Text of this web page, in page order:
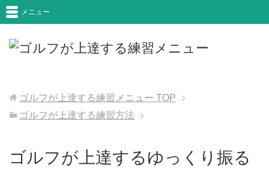
メニュー
ゴルフが上達する練習メニュー TOP
ゴルフが上達する練習方法
ゴルフが上達するゆっくり振る